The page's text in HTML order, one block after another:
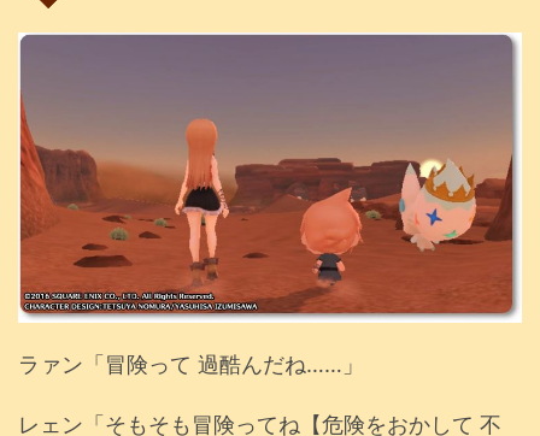
ラァン「冒険って 過酷んだね……」
レェン「そもそも冒険ってね【危険をおかして 不